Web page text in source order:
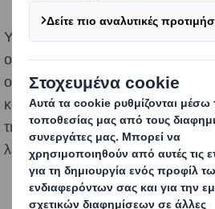
Υπάρχει μεγάλη ποικιλία
οικονομίας που μπορούν να
οργανισμοί. Διαπιστώσαμε ότι,
και η συνεργασία αποτελούν το
της μετάβασης, κάθε οργανισμός
λειτουργεί καλύτερα για τις